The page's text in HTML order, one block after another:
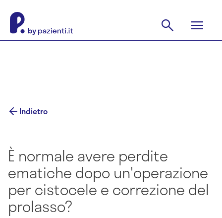
Indietro
È normale avere perdite
ematiche dopo un'operazione
per cistocele e correzione del
prolasso?